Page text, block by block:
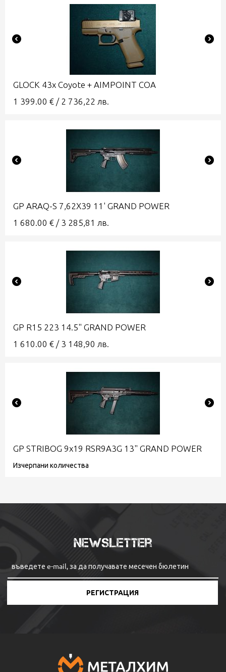
GLOCK 43x Coyote + AIMPOINT COA
1 399.00 € / 2 736,22 лв.
GP ARAQ-S 7,62X39 11' GRAND POWER
1 680.00 € / 3 285,81 лв.
GP R15 223 14.5" GRAND POWER
1 610.00 € / 3 148,90 лв.
GP STRIBOG 9x19 RSR9A3G 13" GRAND POWER
Изчерпани количества
Newsletter
РЕГИСТРАЦИЯ